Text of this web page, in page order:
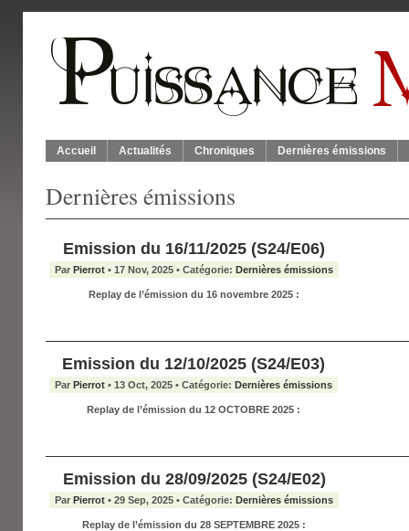
Accueil Actualités Chroniques Dernières émissions
Dernières émissions
Emission du 16/11/2025 (S24/E06)
Par Pierrot • 17 Nov, 2025 • Catégorie: Dernières émissions
Replay de l’émission du 16 novembre 2025 :
Emission du 12/10/2025 (S24/E03)
Par Pierrot • 13 Oct, 2025 • Catégorie: Dernières émissions
Replay de l’émission du 12 OCTOBRE 2025 :
Emission du 28/09/2025 (S24/E02)
Par Pierrot • 29 Sep, 2025 • Catégorie: Dernières émissions
Replay de l’émission du 28 SEPTEMBRE 2025 :